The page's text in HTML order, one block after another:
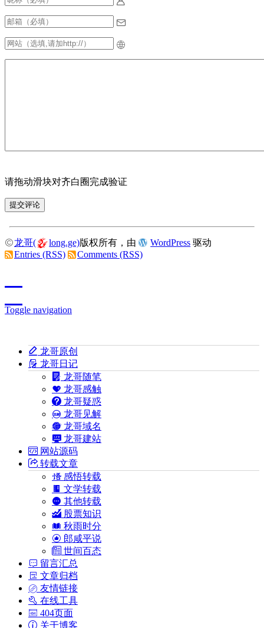
请拖动滑块对齐白圈完成验证
龙哥( long.ge)版权所有，由 WordPress 驱动
Entries (RSS)
Comments (RSS)
Toggle navigation
龙哥原创
龙哥日记
龙哥随笔
龙哥感触
龙哥疑惑
龙哥见解
龙哥域名
龙哥建站
网站源码
转载文章
感悟转载
文学转载
其他转载
股票知识
秋雨时分
郎咸平说
世间百态
留言汇总
文章归档
友情链接
在线工具
404页面
关于博客